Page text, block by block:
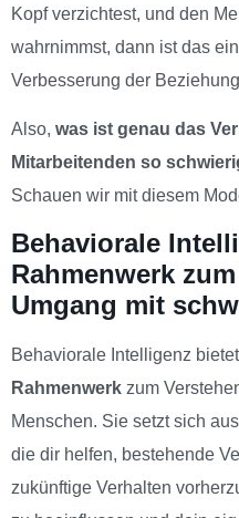
Kopf verzichtest, und den
wahrnimmst, dann ist das
Verbesserung der
Also, was ist genau das
Mitarbeitenden so
Schauen wir mit diesem
Behaviorale
Rahmenwerk
Umgang mit
Behaviorale Intelligenz
Rahmenwerk zum
Menschen. Sie setzt sich
die dir helfen, bestehende
zukünftige Verhalten